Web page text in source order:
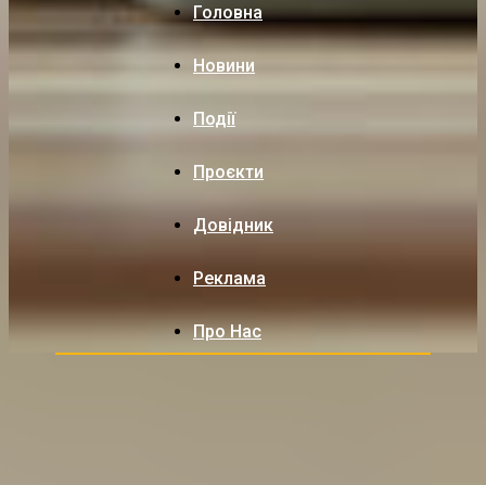
Головна
Новини
Події
Проєкти
Довідник
Реклама
Про Нас